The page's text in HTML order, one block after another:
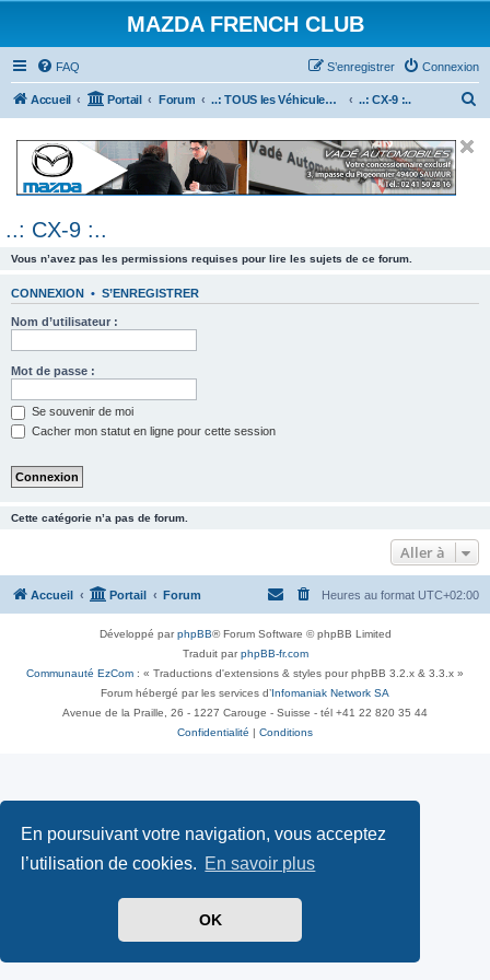
En poursuivant votre navigation, vous acceptez
l’utilisation de cookies. En savoir plus
OK
MAZDA FRENCH CLUB
FAQ Connexion
S’enregistrer
Accueil Portail Forum ..: TOUS les Véhicules MAZDA :.. ..: CX-9 :..
e
..: CX-9 :..
Vous n’avez pas les permissions requises pour lire les sujets de ce forum.
CONNEXION • S’ENREGISTRER
Nom d’utilisateur :
Mot de passe :
Se souvenir de moi
Cacher mon statut en ligne pour cette session
Cette catégorie n’a pas de forum.
Aller à
Accueil Portail Forum Heures au format UTC+02:00
Développé parphpBB® Forum Software © phpBB Limited
Traduit parphpBB-fr.com
Communauté EzCom : « Traductions d'extensions & styles pour phpBB 3.2.x & 3.3.x »
Forum hébergé par les services d’ Infomaniak Network SA
Avenue de la Praille, 26 - 1227 Carouge - Suisse - tél +41 22 820 35 44
Confidentialité
Conditions